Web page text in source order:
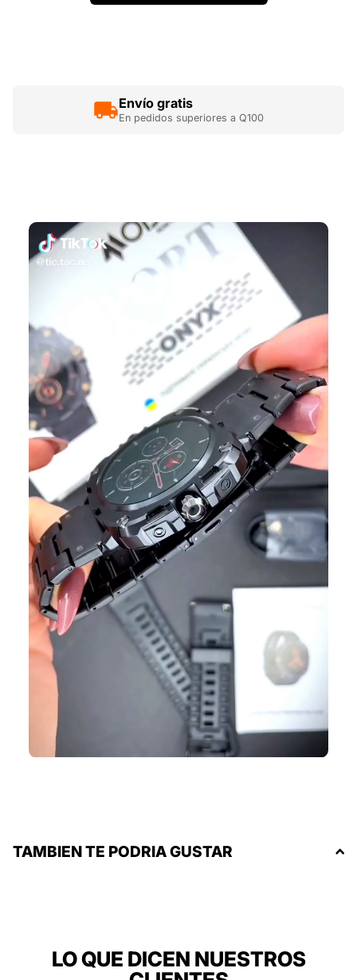
Envío gratis
En pedidos superiores a Q100
TAMBIEN TE PODRIA GUSTAR
LO QUE DICEN NUESTROS